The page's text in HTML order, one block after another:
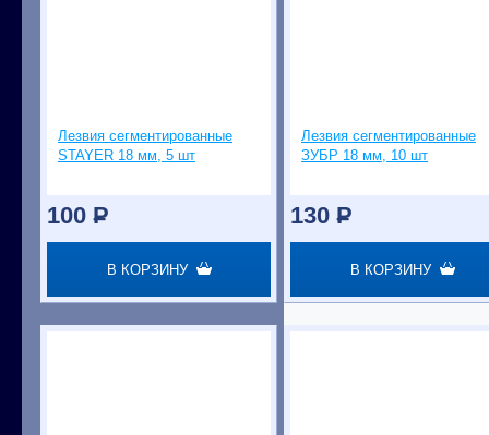
Лезвия сегментированные
STAYER 18 мм, 5 шт
100 P
В КОРЗИНУ
Лезвия сегментированные
ЗУБР 18 мм, 10 шт
130 P
В КОРЗИНУ